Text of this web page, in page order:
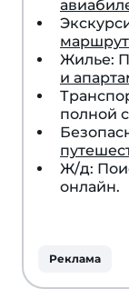
Жилье:
и
полной
Ж/д:
онлайн.
Реклама